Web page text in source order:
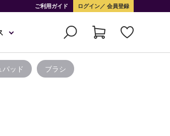
ご利用ガイド ログイン 会員登録
パッド ブラシ